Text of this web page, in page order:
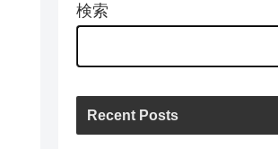
検索
Recent Posts